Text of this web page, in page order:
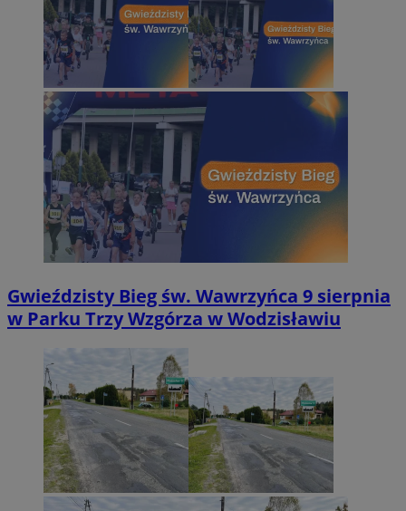
Gwieździsty Bieg św. Wawrzyńca 9 sierpnia
w Parku Trzy Wzgórza w Wodzisławiu